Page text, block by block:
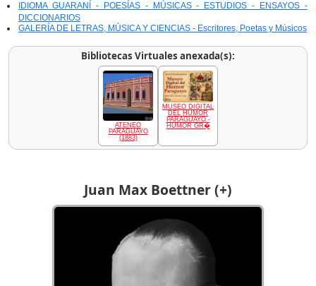
Juan Max Boettner (+)
IDIOMA GUARANÍ - POESÍAS - MÚSICAS - ESTUDIOS - ENSAYOS -
DICCIONARIOS
GALERÍA DE LETRAS, MÚSICA Y CIENCIAS - Escritores, Poetas y Músicos
Bibliotecas Virtuales anexada(s):
ATENEO
PARAGUAYO
(1883)
MUSEO DIGITAL
DEL HUMOR
PARAGUAYO -
HUMOR GR�